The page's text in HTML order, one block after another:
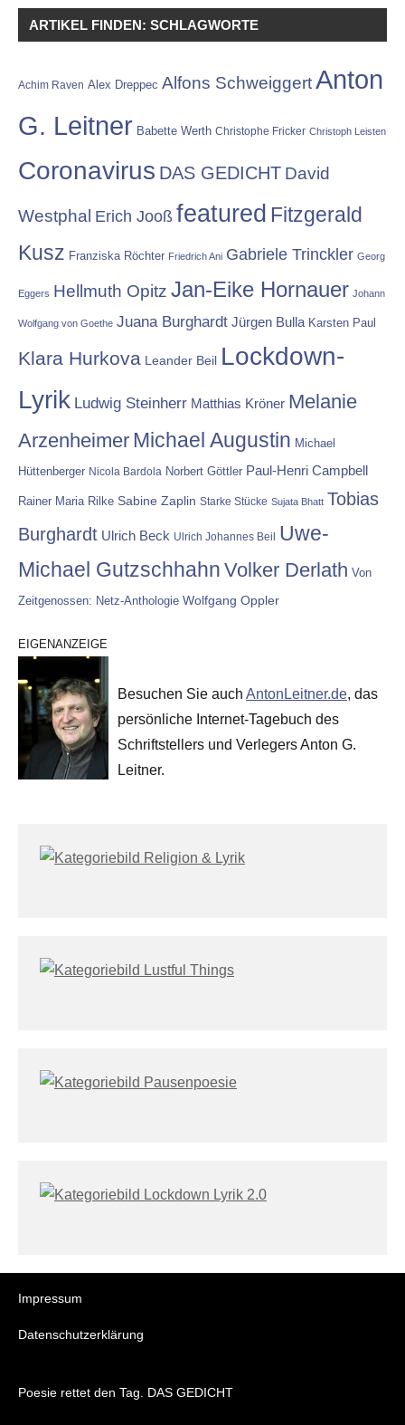
ARTIKEL FINDEN: SCHLAGWORTE
Achim Raven Alex Dreppec Alfons SchweiggertAnton
G. Leitner Babette Werth Christophe Fricker Christoph Leisten
Coronavirus DAS GEDICHT David
Westphal Erich Jooß featured Fitzgerald
Kusz Franziska Röchter Friedrich Ani Gabriele Trinckler Georg
Eggers Hellmuth Opitz Jan-Eike Hornauer Johann
Wolfgang von Goethe Juana Burghardt Jürgen Bulla Karsten Paul
Klara Hurkova Leander Beil Lockdown-
Lyrik Ludwig Steinherr Matthias Kröner Melanie
Arzenheimer Michael Augustin Michael
Hüttenberger Nicola Bardola Norbert Göttler Paul-Henri Campbell
Rainer Maria Rilke Sabine Zaplin Starke Stücke Sujata Bhatt Tobias
Burghardt Ulrich Beck Ulrich Johannes Beil
Uwe-
Michael Gutzschhahn Volker Derlath Von
Zeitgenossen: Netz-Anthologie Wolfgang Oppler
EIGENANZEIGE
Besuchen Sie auch AntonLeitner.de, das
persönliche Internet-Tagebuch des
Schriftstellers und Verlegers Anton G.
Leitner.
Impressum
Datenschutzerklärung
Poesie rettet den Tag. DAS GEDICHT